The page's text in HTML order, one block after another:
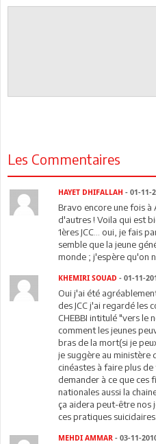
Les Commentaires
HAYET DHIFALLAH - 01-11-
Bravo encore une fois
d'autres ! Voila qui est
1ères JCC... oui, je fais
semble que la jeune
monde ; j'espère qu'on
KHEMIRI SOUAD - 01-11-
Oui j'ai été
des JCC j'ai regardé les
CHEBBI intitulé "vers le
comment les jeunes
bras de la mort(si je
je suggère au ministère
cinéastes à faire plus
demander à ce que ces
nationales aussi la
ça aidera peut-être nos
ces pratiques suicidaires.
MEHDI AMMAR - 03-11-